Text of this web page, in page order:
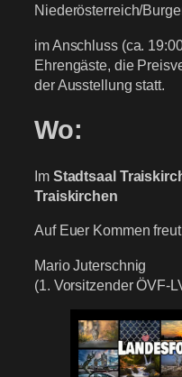
Niederösterreich/
im Anschluss (ca.
Ehrengäste, die
der Ausstellung statt.
Wo:
Im Stadtsaal
Traiskirchen
Auf Euer Kommen
Mario Juterschnig
(1. Vorsitzender ÖVF-